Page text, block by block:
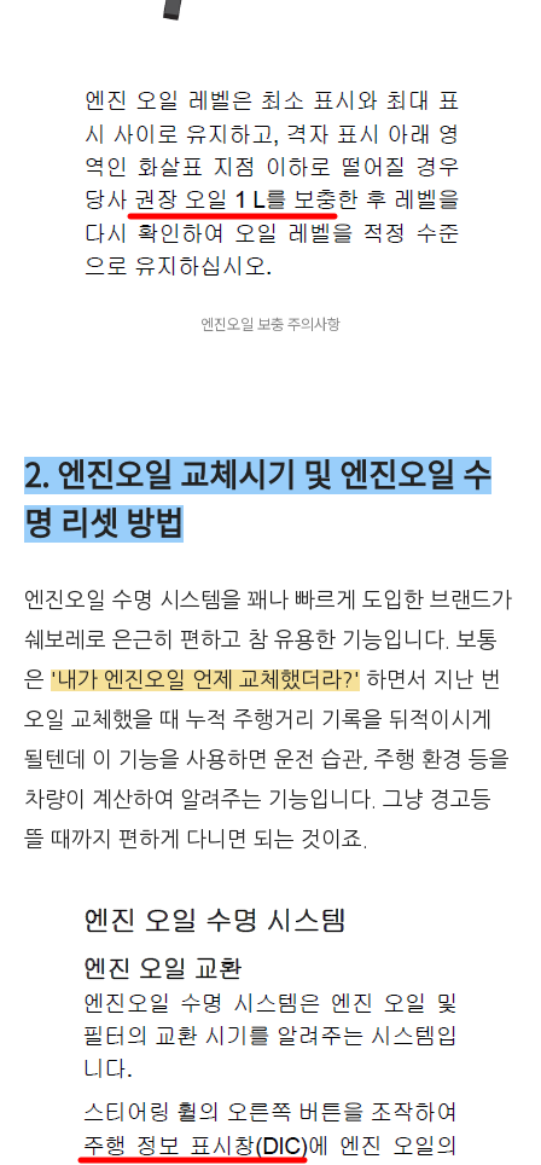
엔진오일 보충 주의사항
2. 엔진오일 교체시기 및 엔진오일 수
명 리셋 방법
엔진오일 수명 시스템을 꽤나 빠르게 도입한 브랜드가
쉐보레로 은근히 편하고 참 유용한 기능입니다. 보통
은 '내가 엔진오일 언제 교체했더라?' 하면서 지난 번
오일 교체했을 때 누적 주행거리 기록을 뒤적이시게
될텐데 이 기능을 사용하면 운전 습관, 주행 환경 등을
차량이 계산하여 알려주는 기능입니다. 그냥 경고등
뜰 때까지 편하게 다니면 되는 것이죠.